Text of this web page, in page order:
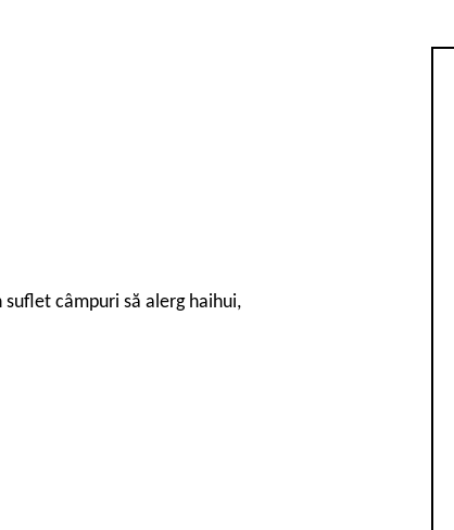
câmpuri să alerg haihui,